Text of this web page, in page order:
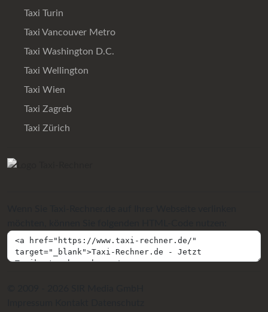
Taxi Turin
Taxi Vancouver Metro
Taxi Washington D.C.
Taxi Wellington
Taxi Wien
Taxi Zagreb
Taxi Zürich